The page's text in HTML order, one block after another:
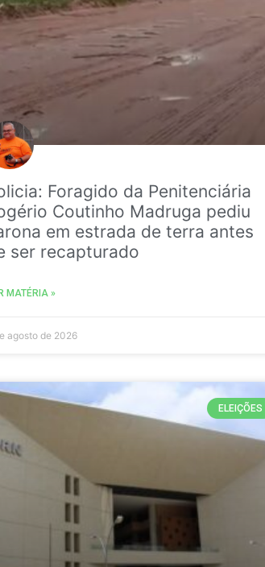
Foragido da Penitenciária
Coutinho Madruga pediu
em estrada de terra antes
ser recapturado
MATÉRIA »
agosto de 2026
ELEIÇÕES